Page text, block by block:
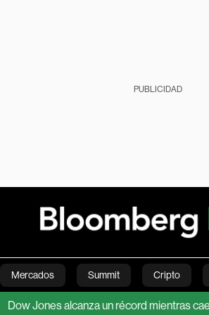
PUBLICIDAD
Mercados Summit Cripto
Economía Estilo de vida
alcanza un récord mientras cae el